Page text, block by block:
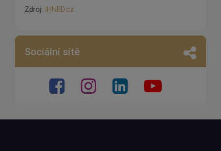
Zdroj: IHNED.cz
Sociální sítě